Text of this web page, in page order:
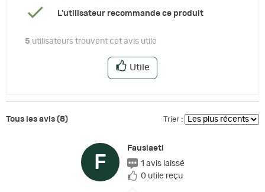
L'utilisateur recommande ce produit
5 utilisateurs trouvent cet avis utile
Utile
Tous les avis (8) Trier :
F
Fauslaeti
1 avis laissé
0 utile reçu